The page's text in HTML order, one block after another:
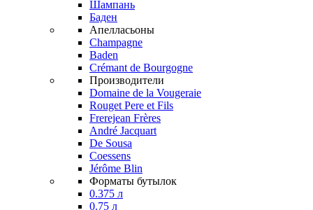
Шампань
Баден
Апелласьоны
Champagne
Baden
Crémant de Bourgogne
Производители
Domaine de la Vougeraie
Rouget Pere et Fils
Frerejean Frères
André Jacquart
De Sousa
Coessens
Jérôme Blin
Форматы бутылок
0.375 л
0.75 л